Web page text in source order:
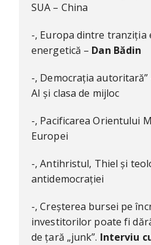
SUA – China
-, Europa dintre tranziția
energetică – Dan Bădin
-, Democrația
AI și clasa de mijloc
-, Pacificarea Orientului
Europei
-, Antihristul, Thiel și
antidemocrației
-, Creșterea bursei pe
investitorilor poate fi
de țară „junk”. Interviu